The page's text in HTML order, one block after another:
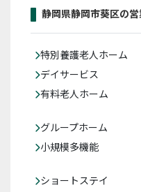
静岡県静岡市葵区の
特別養護老人ホーム
デイサービス
有料老人ホーム
グループホーム
小規模多機能
ショートステイ